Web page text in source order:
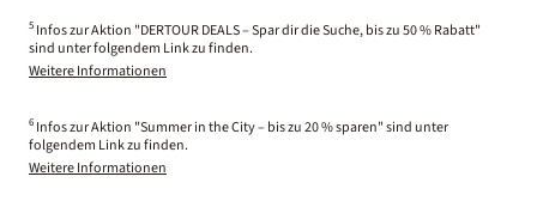
5 Infos zur Aktion "DERTOUR DEALS – Spar dir die Suche, bis zu 50 % Rabatt"
sind unter folgendem Link zu finden.
Weitere Informationen
6 Infos zur Aktion "Summer in the City – bis zu 20 % sparen" sind unter
folgendem Link zu finden.
Weitere Informationen